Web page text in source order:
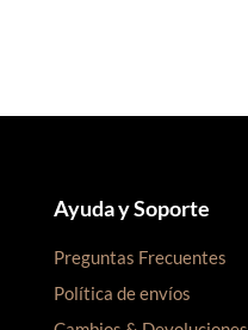
Ayuda y Soporte
Preguntas Frecuentes
Política de envíos